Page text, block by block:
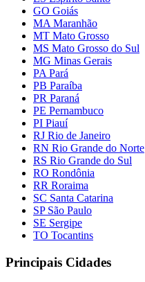
GO Goiás
MA Maranhão
MT Mato Grosso
MS Mato Grosso do Sul
MG Minas Gerais
PA Pará
PB Paraíba
PR Paraná
PE Pernambuco
PI Piauí
RJ Rio de Janeiro
RN Rio Grande do Norte
RS Rio Grande do Sul
RO Rondônia
RR Roraima
SC Santa Catarina
SP São Paulo
SE Sergipe
TO Tocantins
Principais Cidades